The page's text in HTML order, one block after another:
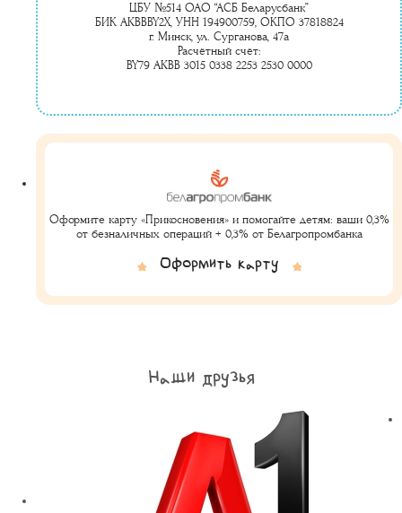
ЦБУ №514 ОАО “АСБ Беларусбанк”
БИК AKBBBY2X, УНН 194900759, ОКПО 37818824
г. Минск, ул. Сурганова, 47а
Расчётный счёт:
BY79 AKBB 3015 0338 2253 2530 0000
Оформите карту «Прикосновения» и помогайте детям: ваши 0,3%
от безналичных операций + 0,3% от Белагропромбанка
Оформить карту
Наши друзья